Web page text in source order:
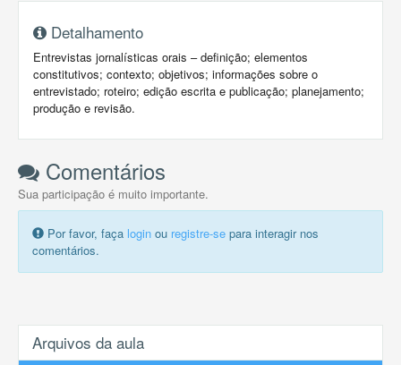
Detalhamento
Entrevistas jornalísticas orais – definição; elementos
constitutivos; contexto; objetivos; informações sobre o
entrevistado; roteiro; edição escrita e publicação; planejamento;
produção e revisão.
Comentários
Sua participação é muito importante.
Por favor, faça login ou registre-se para interagir nos
comentários.
Arquivos da aula